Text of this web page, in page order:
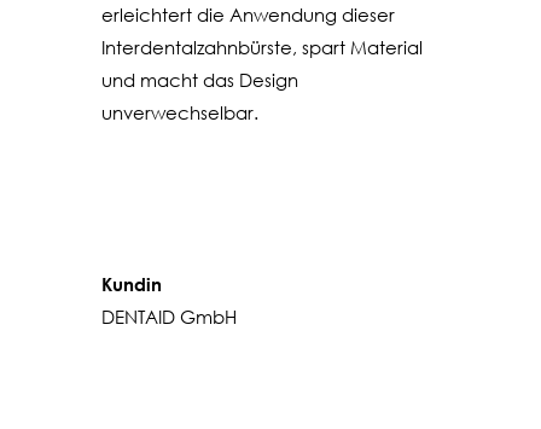
erleichtert die Anwendung dieser
Interdentalzahnbürste, spart Material
und macht das Design
unverwechselbar.
Kundin
DENTAID GmbH